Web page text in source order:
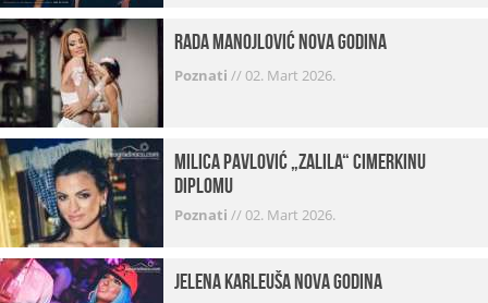
Rada Manojlović Nova godina
Poznati //02. Mart 2026.
Milica Pavlović „zalila“ cimerkinu
diplomu
Poznati //02. Mart 2026.
Jelena Karleuša Nova godina